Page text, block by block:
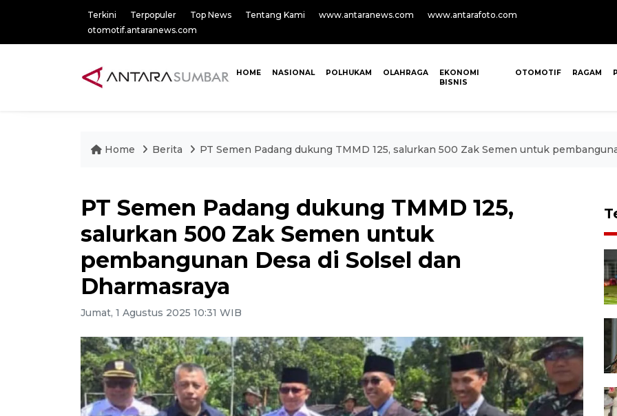
Terkini Terpopuler Top News Tentang Kami www.antaranews.com
www.antarafoto.com
otomotif.antaranews.com
HOME NASIONAL POLHUKAM OLAHRAGA
EKONOMI
BISNIS
OTOMOTIF RAGAM
Home Berita PT Semen Padang dukung TMMD 125, salurkan 500 Zak Semen untuk
PT Semen Padang dukung TMMD 125,
salurkan 500 Zak Semen untuk
pembangunan Desa di Solsel dan
Dharmasraya
Jumat, 1 Agustus 2025 10:31 WIB